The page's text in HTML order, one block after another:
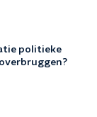
politieke